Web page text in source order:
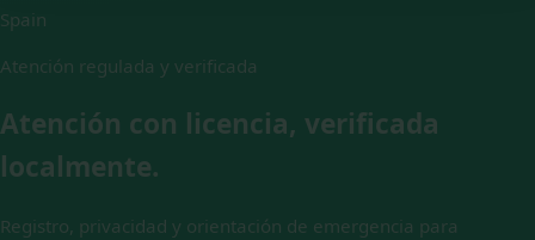
Spain
Atención regulada y verificada
Atención con licencia, verificada
localmente.
Registro, privacidad y orientación de emergencia para